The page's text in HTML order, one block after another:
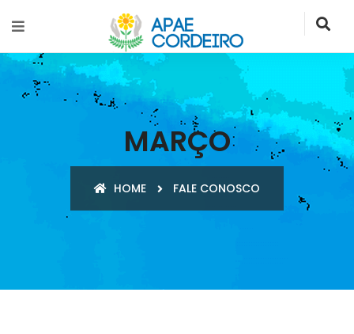
MARÇO
HOME FALE CONOSCO